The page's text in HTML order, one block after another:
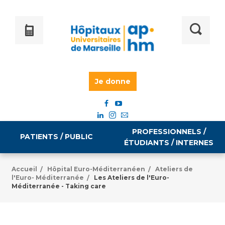
Je donne
PATIENTS / PUBLIC
Informations pratiques
PROFESSIONNELS /
ÉTUDIANTS / INTERNES
Égalité professionnelle
Accueil / Hôpital Euro-Méditerranéen /
Ateliers de
l'Euro- Méditerranée /
Les Ateliers de l'Euro-
Méditerranée - Taking care